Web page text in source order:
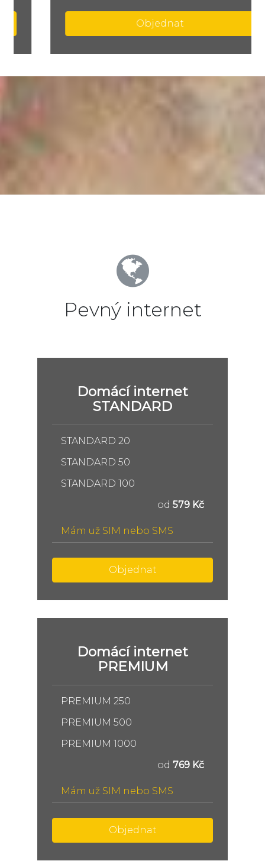
Objednat
Pevný internet
Domácí internet
STANDARD
STANDARD 20
STANDARD 50
STANDARD 100
od 579 Kč
Mám už SIM nebo SMS
Objednat
Domácí internet
PREMIUM
PREMIUM 250
PREMIUM 500
PREMIUM 1000
od 769 Kč
Mám už SIM nebo SMS
Objednat